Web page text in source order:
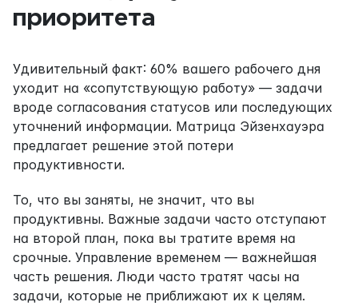
приоритета
Удивительный факт: 60% вашего рабочего дня
уходит на «сопутствующую работу» — задачи
вроде согласования статусов или последующих
уточнений информации. Матрица Эйзенхауэра
предлагает решение этой потери
продуктивности.
То, что вы заняты, не значит, что вы
продуктивны. Важные задачи часто отступают
на второй план, пока вы тратите время на
срочные. Управление временем — важнейшая
часть решения. Люди часто тратят часы на
задачи, которые не приближают их к целям.